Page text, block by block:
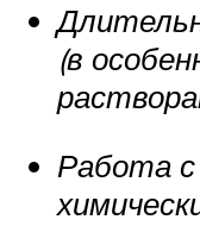
(в
Работа с